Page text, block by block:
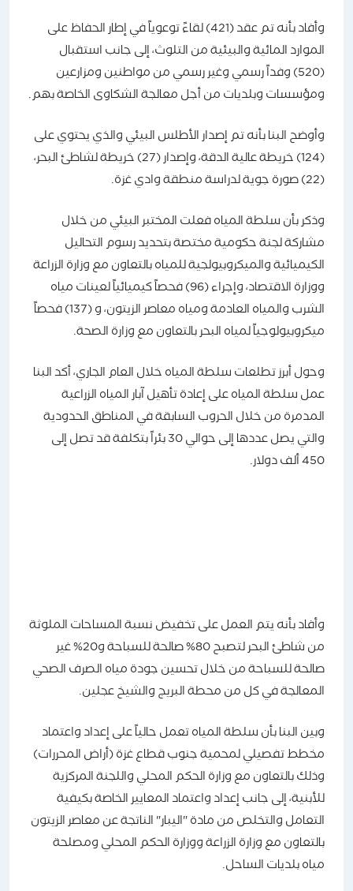
وأفاد بأنه تم عقد (421) لقاءً توعوياً في إطار الحفاظ على
الموارد المائية والبيئية من التلوث، إلى جانب استقبال
(520) وفداً رسمي وغير رسمي من مواطنين ومزارعين
ومؤسسات وبلديات من أجل معالجة الشكاوى الخاصة بهم.
وأوضح البنا بأنه تم إصدار الأطلس البيئي والذي يحتوي على
(124) خريطة عالية الدقة، وإصدار (27) خريطة لشاطئ البحر،
(22) صورة جوية لدراسة منطقة وادي غزة.
وذكر بأن سلطة المياه فعلت المختبر البيئي من خلال
مشاركة لجنة حكومية مختصة بتحديد رسوم التحاليل
الكيميائية والميكروبيولجية للمياه بالتعاون مع وزارة الزراعة
ووزارة الاقتصاد، وإجراء (96) فحصاً كيميائياً لعينات مياه
الشرب والمياه العادمة ومياه معاصر الزيتون، و (137) فحصاً
ميكروبيولوجياً لمياه البحر بالتعاون مع وزارة الصحة.
وحول أبرز تطلعات سلطة المياه خلال العام الجاري، أكد البنا
عمل سلطة المياه على إعادة تأهيل آبار المياه الزراعية
المدمرة من خلال الحروب السابقة في المناطق الحدودية
والتي يصل عددها إلى حوالي 30 بئراً بتكلفة قد تصل إلى
450 ألف دولار.
وأفاد بأنه يتم العمل على تخفيض نسبة المساحات الملوثة
من شاطئ البحر لتصبح 80% صالحة للسباحة و20% غير
صالحة للسباحة من خلال تحسين جودة مياه الصرف الصحي
المعالجة في كل من محطة البريج والشيخ عجلين.
وبين البنا بأن سلطة المياه تعمل حالياً على إعداد واعتماد
مخطط تفصيلي لمحمية جنوب قطاع غزة (أراض المحررات)
وذلك بالتعاون مع وزارة الحكم المحلي واللجنة المركزية
للأبنية، إلى جانب إعداد واعتماد المعايير الخاصة بكيفية
التعامل والتخلص من مادة "اليبار" الناتجة عن معاصر الزيتون
بالتعاون مع وزارة الزراعة ووزارة الحكم المحلي ومصلحة
مياه بلديات الساحل.